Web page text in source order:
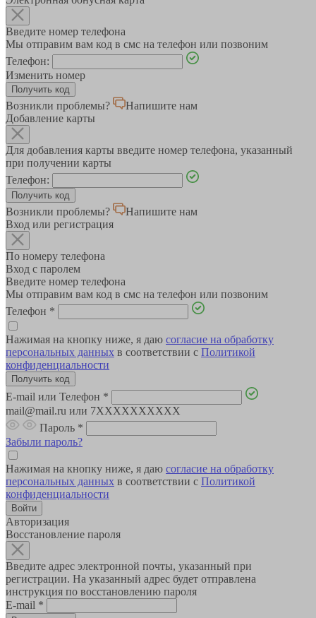
Введите номер телефона
Мы отправим вам код в смс на телефон или позвоним
Телефон:
Изменить номер
Возникли проблемы?
Напишите нам
Добавление карты
Для добавления карты введите номер телефона, указанный
при получении карты
Телефон:
Возникли проблемы?
Напишите нам
Вход или регистрация
По номеру телефона
Вход с паролем
Введите номер телефона
Мы отправим вам код в смс на телефон или позвоним
Телефон *
Нажимая на кнопку ниже, я даю согласие на обработку
персональных данных в соответствии с Политикой
конфиденциальности
E-mail или Телефон *
mail@mail.ru или 7XXXXXXXXXX
Пароль *
Забыли пароль?
Нажимая на кнопку ниже, я даю согласие на обработку
персональных данных в соответствии с Политикой
конфиденциальности
Авторизация
Восстановление пароля
Введите адрес электронной почты, указанный при
регистрации. На указанный адрес будет отправлена
инструкция по восстановлению пароля
E-mail *